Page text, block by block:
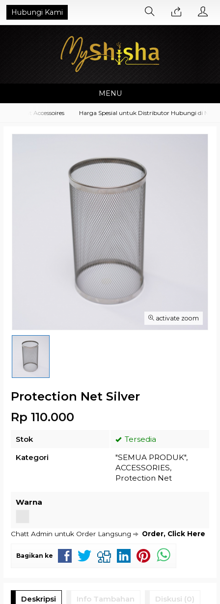
Hubungi Kami
MENU
Accessoires Harga Spesial untuk Distributor Hubungi di No.
activate zoom
Protection Net Silver
Rp 110.000
Stok
Tersedia
Kategori
"SEMUA PRODUK",
ACCESSORIES,
Protection Net
Warna
Chatt Admin untuk Order Langsung Order, Click Here
Bagikan ke
Deskripsi Info Tambahan Diskusi (0)